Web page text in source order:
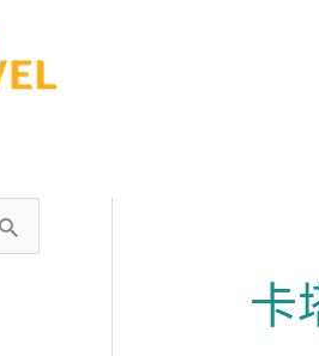
卡